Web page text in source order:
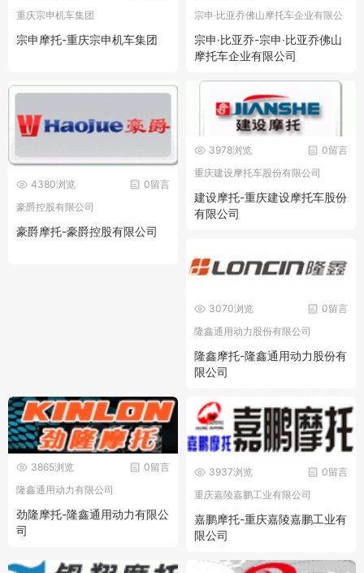
重庆宗申机车集团
宗申摩托-重庆宗申机车集团
宗申·比亚乔佛山摩托车企业有限公
宗申·比亚乔-宗申·比亚乔佛山
摩托车企业有限公司
0留言
4380浏览
豪爵控股有限公司
豪爵摩托-豪爵控股有限公司
0留言
3978浏览
重庆建设摩托车股份有限公司
建设摩托-重庆建设摩托车股份
有限公司
0留言
3070浏览
隆鑫通用动力股份有限公司
隆鑫摩托-隆鑫通用动力股份有
限公司
0留言
3865浏览
隆鑫通用动力有限公司
劲隆摩托-隆鑫通用动力有限公
司
0留言
3937浏览
重庆嘉陵嘉鹏工业有限公司
嘉鹏摩托-重庆嘉陵嘉鹏工业有
限公司